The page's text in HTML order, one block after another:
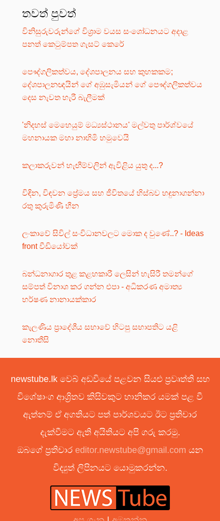
තවත් පුවත්
විනිසුරුවරුන්ගේ විශ්‍රාම වයස සංශෝධනයට අදාළ
පනත් කෙටුම්පත ගැසට් කෙරේ
පෞද්ගලිකත්වය, දේශපාලනය සහ කුහකකම;
දේශපාලනඥයින් ගේ අඹුසැමියන් ගේ පෞද්ගලිකත්වය
දෙස නැවත හැරී බැලීමක්
'නිදහස් මෙහෙයුම් මධ්‍යස්ථානය' මල්වතු පාර්ශ්වයේ
මහනායක මහා නාහිමි හමුවෙයි
කලාකරුවන් හැඟීම්වලින් ඇවිළිය යුතු ද...?
විඳින, විඳවන ප්‍රේමය සහ ජීවිතයේ හිස්බව හඳුනාගන්නා
රතු කුරුමිණි හීන
ලංකාවේ සිවිල් සංවිධානවලට මොක ද වුණේ..? - Ideas
front වීඩියෝවක්
බන්ධනාගාර තුළ කළහකාරී ලෙසින් හැසිරී තමන්ගේ
සම්පත් විනාශ කර ගන්න එපා - අධිකරණ අමාත්‍ය
හර්ෂණ නානායක්කාර
කැලණිය ප්‍රාදේශීය සභාවේ හිටපු සභාපතිට යළි
නොතීසි
newstube.lk වෙබ් අඩවියේ පළවන සියළු ප්‍රවෘත්ති සහ
විශේෂාංග ආශ්‍රිතව කිසිවකුට හානිකර යමක් පළ වී
ඇත්නම් ඒ අගතියට පත් පාර්ශවයට ඊට ප්‍රතිචාර
දැක්වීමට ඇති අයිතියට අපි ගරු කරමු.
ඔබගේ ප්‍රතිචාර editor.newstube@gmail.com යන
විද්‍යුත් ලිපිනයට යොමුකරන්න.